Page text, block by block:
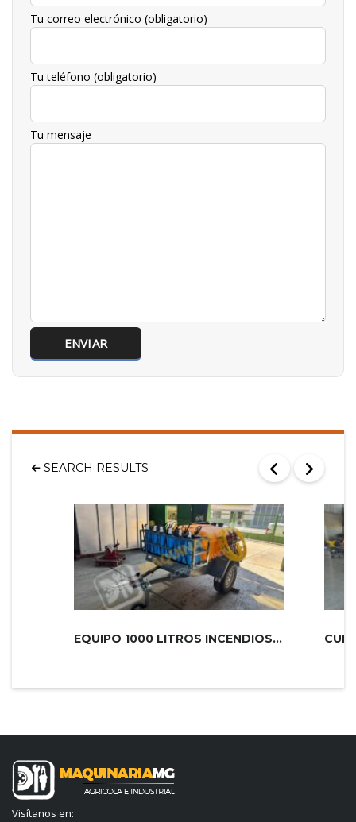
Tu correo electrónico (obligatorio)
Tu teléfono (obligatorio)
Tu mensaje
SEARCH RESULTS
EQUIPO 1000 LITROS INCENDIOS PLUS 2...
Visítanos en: